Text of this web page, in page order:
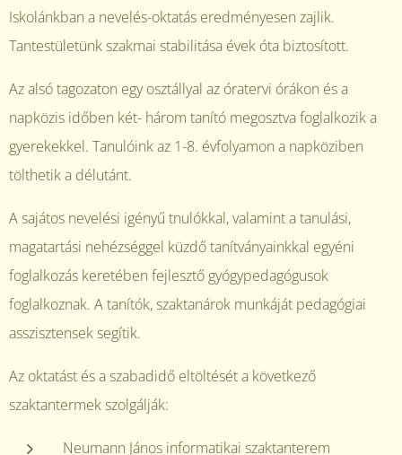
Iskolánkban a nevelés-oktatás eredményesen zajlik.
Tantestületünk szakmai stabilitása évek óta biztosított.
Az alsó tagozaton egy osztállyal az óratervi órákon és a
napközis időben két- három tanító megosztva foglalkozik a
gyerekekkel. Tanulóink az 1-8. évfolyamon a napköziben
tölthetik a délutánt.
A sajátos nevelési igényű tnulókkal, valamint a tanulási,
magatartási nehézséggel küzdő tanítványainkkal egyéni
foglalkozás keretében fejlesztő gyógypedagógusok
foglalkoznak. A tanítók, szaktanárok munkáját pedagógiai
asszisztensek segítik.
Az oktatást és a szabadidő eltöltését a következő
szaktantermek szolgálják:
Neumann János informatikai szaktanterem